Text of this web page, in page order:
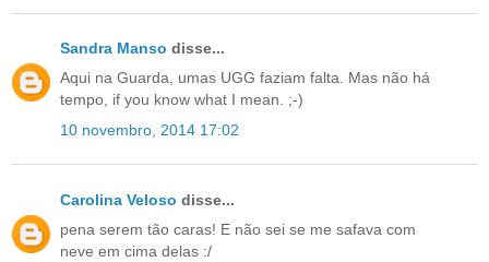
Sandra Manso disse...
Aqui na Guarda, umas UGG faziam falta. Mas não há
tempo, if you know what I mean. ;-)
10 novembro, 2014 17:02
Carolina Veloso disse...
pena serem tão caras! E não sei se me safava com
neve em cima delas :/